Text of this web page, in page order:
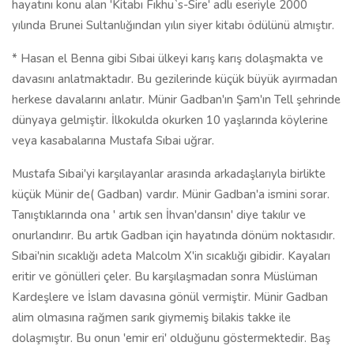
hayatını konu alan 'Kitabı Fıkhu`s-Sire' adlı eseriyle 2000
yılında Brunei Sultanlığından yılın siyer kitabı ödülünü almıştır.
* Hasan el Benna gibi Sıbai ülkeyi karış karış dolaşmakta ve
davasını anlatmaktadır. Bu gezilerinde küçük büyük ayırmadan
herkese davalarını anlatır. Münir Gadban'ın Şam'ın Tell şehrinde
dünyaya gelmiştir. İlkokulda okurken 10 yaşlarında köylerine
veya kasabalarına Mustafa Sıbai uğrar.
Mustafa Sıbai'yi karşılayanlar arasında arkadaşlarıyla birlikte
küçük Münir de( Gadban) vardır. Münir Gadban'a ismini sorar.
Tanıştıklarında ona ' artık sen İhvan'dansın' diye takılır ve
onurlandırır. Bu artık Gadban için hayatında dönüm noktasıdır.
Sıbai'nin sıcaklığı adeta Malcolm X'in sıcaklığı gibidir. Kayaları
eritir ve gönülleri çeler. Bu karşılaşmadan sonra Müslüman
Kardeşlere ve İslam davasına gönül vermiştir. Münir Gadban
alim olmasına rağmen sarık giymemiş bilakis takke ile
dolaşmıştır. Bu onun 'emir eri' olduğunu göstermektedir. Baş